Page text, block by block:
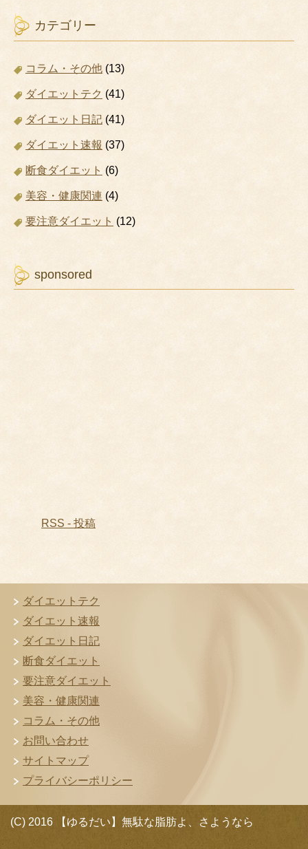
カテゴリー
コラム・その他 (13)
ダイエットテク (41)
ダイエット日記 (41)
ダイエット速報 (37)
断食ダイエット (6)
美容・健康関連 (4)
要注意ダイエット (12)
sponsored
RSS - 投稿
ダイエットテク
ダイエット速報
ダイエット日記
断食ダイエット
要注意ダイエット
美容・健康関連
コラム・その他
お問い合わせ
サイトマップ
プライバシーポリシー
(C) 2016 【ゆるだい】無駄な脂肪よ、さようなら